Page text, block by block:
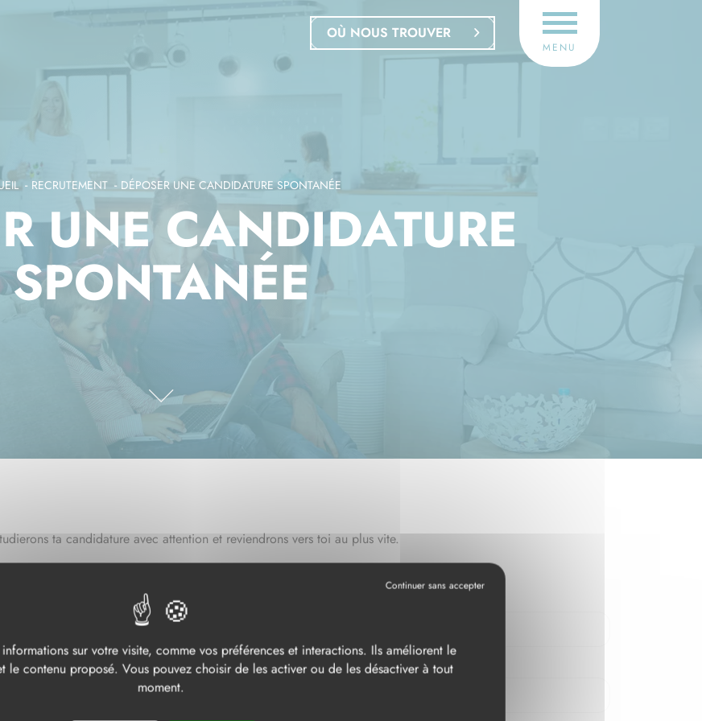
OÙ NOUS TROUVER
MENU
RECRUTEMENT DÉPOSER UNE CANDIDATURE SPONTANÉE
UNE CANDIDATURE
SPONTANÉE
ta candidature avec attention et reviendrons vers toi au plus vite.
PRÉNOM
ADRESSE MAIL :
sur votre visite, comme vos préférences et interactions. Ils améliorent le
le contenu proposé. Vous pouvez choisir de les activer ou de les désactiver à tout
moment.